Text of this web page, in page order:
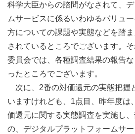
科学大臣からの諮問がなされて、
ムサービスに係るいわゆるバリュ
方についての課題や実態などを踏
されているところでございます。
委員会では、各種調査結果の報告
ったところでございます。
次に、2番の対価還元の実態把握
いますけれども、1点目、昨年度は
価還元に関する実態調査を実施し
の、デジタルプラットフォームサ